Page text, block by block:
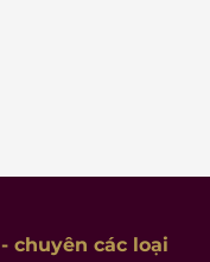
- chuyên các loại